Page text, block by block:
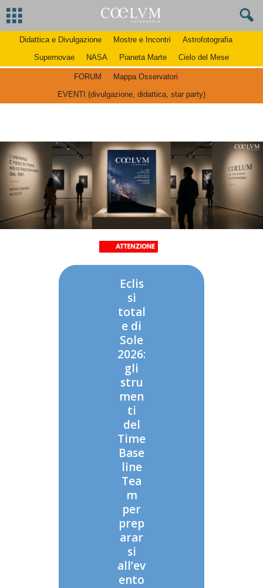
Didattica e Divulgazione Mostre e Incontri
Astrofotografia
Supernovae
NASA Pianeta Marte Cielo del Mese
FORUM
Mappa Osservatori
EVENTI (divulgazione, didattica, star party)
Eclis
si
total
e di
Sole
2026:
gli
stru
men
ti
del
Time
Base
line
Tea
m
per
prep
arar
si
all’ev
ento